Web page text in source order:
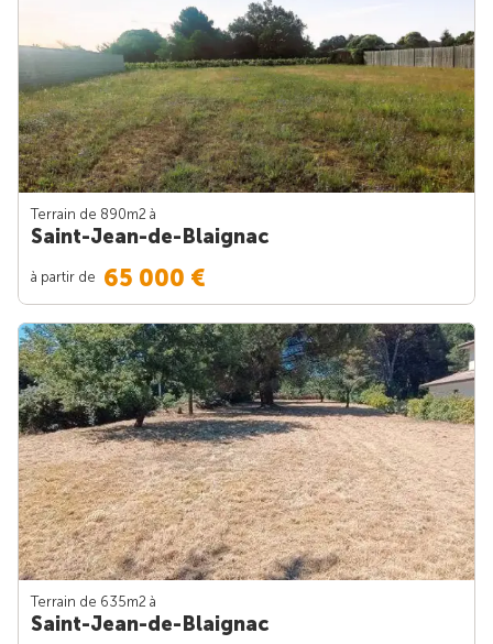
Terrain de 890m2 à
Saint-Jean-de-Blaignac
à partir de 65 000 €
Terrain de 635m2 à
Saint-Jean-de-Blaignac